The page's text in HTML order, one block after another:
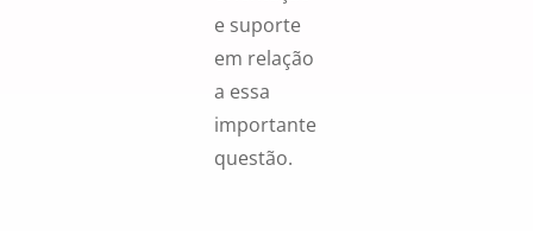
e suporte
em relação
a essa
importante
questão.